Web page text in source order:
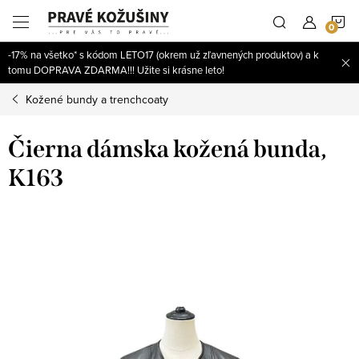
obsah
-17% na všetko* s kódom LETO17 (okrem už zľavnených produktov) a k
tomu DOPRAVA ZDARMA!!! Užite si krásne leto!
Kožené bundy a trenchcoaty
Čierna dámska kožená bunda,
K163